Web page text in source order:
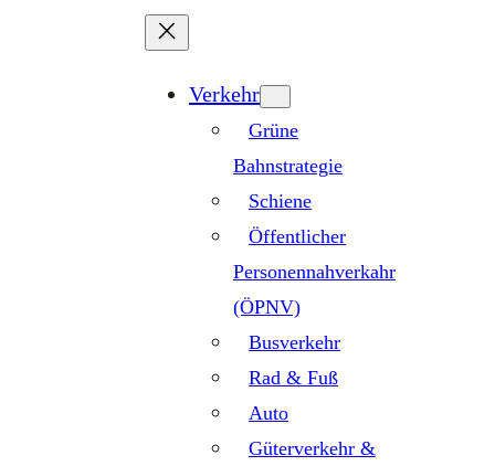
Verkehr
Grüne
Bahnstrategie
Schiene
Öffentlicher
Personennahverkahr
(ÖPNV)
Busverkehr
Rad & Fuß
Auto
Güterverkehr &